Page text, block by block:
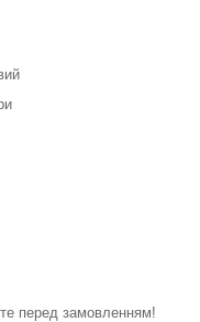
перед замовленням!